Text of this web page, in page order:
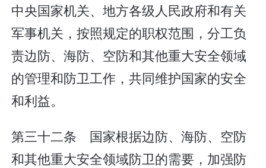
中央国家机关、地方各级人民政府和有关
军事机关，按照规定的职权范围，分工负
责边防、海防、空防和其他重大安全领域
的管理和防卫工作，共同维护国家的安全
和利益。
第三十二条 国家根据边防、海防、空防
和其他重大安全领域防卫的需要，加强防